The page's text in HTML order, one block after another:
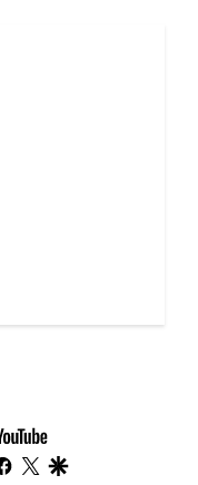
youtube-
footer
facebook
twitter